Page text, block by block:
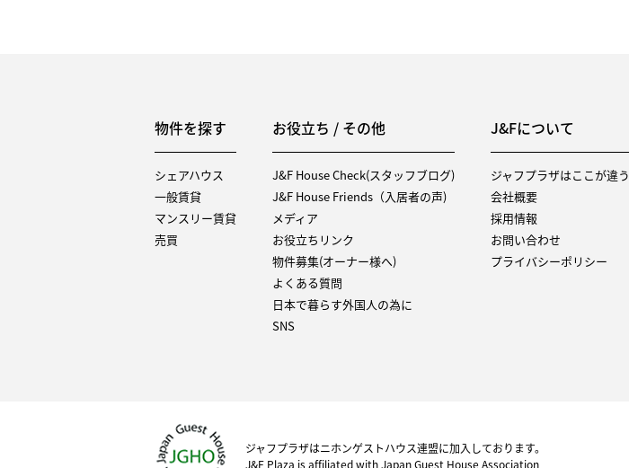
物件を探す
シェアハウス
一般賃貸
マンスリー賃貸
売買
お役立ち / その他
J&F House Check(スタッフブログ)
J&F House Friends（入居者の声)
メディア
お役立ちリンク
物件募集(オーナー様へ)
よくある質問
日本で暮らす外国人の為に
SNS
J&Fについて
ジャフプラザはここが違う
会社概要
採用情報
お問い合わせ
プライバシーポリシー
ジャフプラザはニホンゲストハウス連盟に加入しております。
J&F Plaza is affiliated with Japan Guest House Association